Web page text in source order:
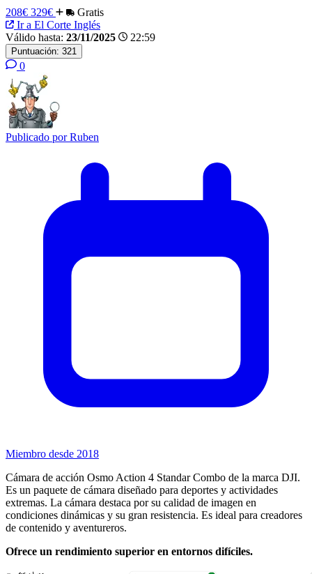
208€ 329€
Gratis
Ir a El Corte Inglés
Válido hasta: 23/11/2025 22:59
Puntuación: 321
0
Publicado porRuben
Miembro desde 2018
Cámara de acción Osmo Action 4 Standar Combo de la marca DJI.
Es un paquete de cámara diseñado para deportes y actividades
extremas. La cámara destaca por su calidad de imagen en
condiciones dinámicas y su gran resistencia. Es ideal para creadores
de contenido y aventureros.
Ofrece un rendimiento superior en entornos difíciles.